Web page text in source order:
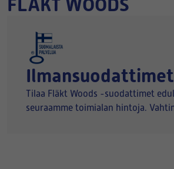
FLÄKT WOODS
Tilaa Fläkt Woods -suodattimet
seuraamme toimialan hintoja.